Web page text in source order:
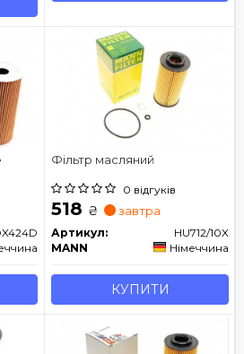
Фільтр масляний
0 відгуків
518 ₴ завтра
Артикул:
HU712/10X
MANN
Німеччина
КУПИТИ